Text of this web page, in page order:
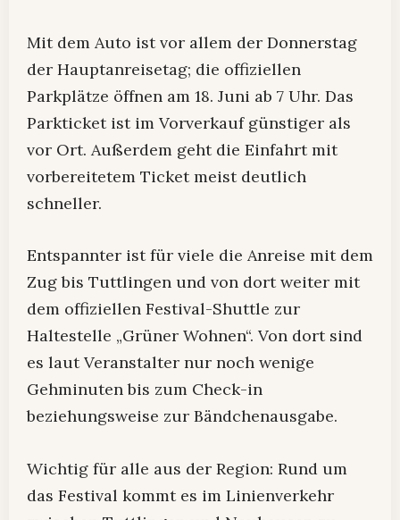
Mit dem Auto ist vor allem der Donnerstag
der Hauptanreisetag; die offiziellen
Parkplätze öffnen am 18. Juni ab 7 Uhr. Das
Parkticket ist im Vorverkauf günstiger als
vor Ort. Außerdem geht die Einfahrt mit
vorbereitetem Ticket meist deutlich
schneller.
Entspannter ist für viele die Anreise mit dem
Zug bis Tuttlingen und von dort weiter mit
dem offiziellen Festival-Shuttle zur
Haltestelle „Grüner Wohnen“. Von dort sind
es laut Veranstalter nur noch wenige
Gehminuten bis zum Check-in
beziehungsweise zur Bändchenausgabe.
Wichtig für alle aus der Region: Rund um
das Festival kommt es im Linienverkehr